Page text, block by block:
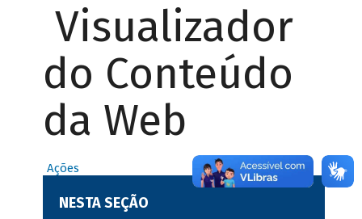
Visualizador
do Conteúdo
da Web
Ações
NESTA SEÇÃO